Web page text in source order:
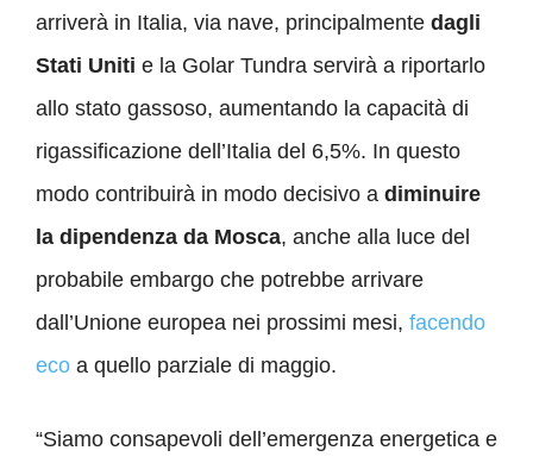
arriverà in Italia, via nave, principalmente dagli
Stati Uniti e la Golar Tundra servirà a riportarlo
allo stato gassoso, aumentando la capacità di
rigassificazione dell’Italia del 6,5%. In questo
modo contribuirà in modo decisivo a diminuire
la dipendenza da Mosca, anche alla luce del
probabile embargo che potrebbe arrivare
dall’Unione europea nei prossimi mesi, facendo
eco a quello parziale di maggio.
“Siamo consapevoli dell’emergenza energetica e